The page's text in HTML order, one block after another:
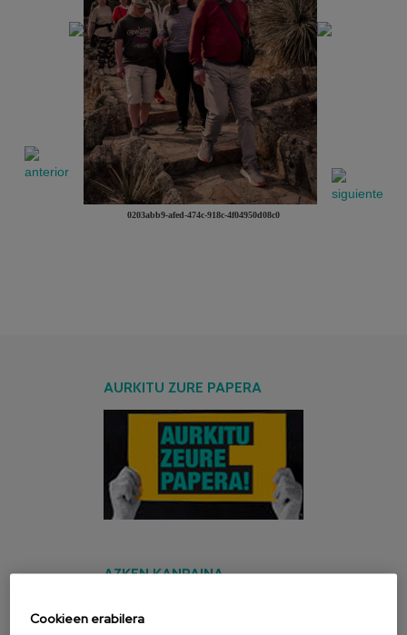
0203abb9-afed-474c-918c-4f04950d08c0
AURKITU ZURE PAPERA
AZKEN KANPAINA
Cookieen erabilera